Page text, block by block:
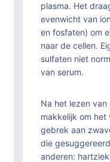
plasma. Het
evenwicht van
en fosfaten) om
naar de cellen.
sulfaten niet
van serum.
Na het lezen
makkelijk om het
gebrek aan
die
anderen: